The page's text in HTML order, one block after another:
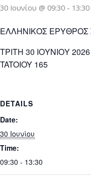
30 Ιουνίου @ 09:30 - 13:30
ΕΛΛΗΝΙΚΟΣ
ΤΡΙΤΗ 30 ΙΟΥΝΙΟΥ
TATOIOY 165
DETAILS
Date:
30 Ιουνίου
Time:
09:30 - 13:30